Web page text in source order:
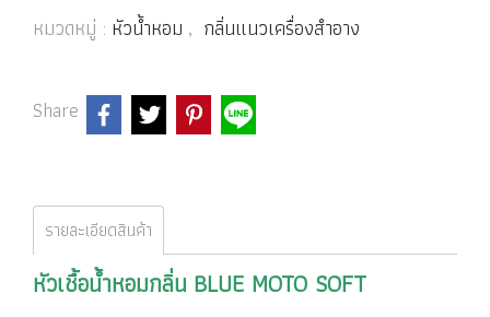
หมวดหมู่ : หัวน้ำหอม , กลิ่นแนวเครื่องสำอาง
Share
รายละเอียดสินค้า
หัวเชื้อน้ำหอมกลิ่น BLUE MOTO SOFT